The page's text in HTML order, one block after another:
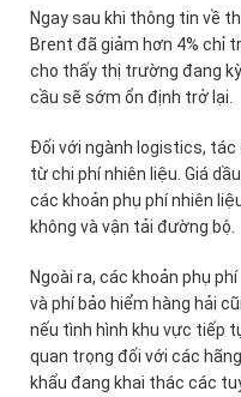
Ngay sau khi thông tin về
Brent đã giảm hơn 4% chỉ
cho thấy thị trường đang
cầu sẽ sớm ổn định trở lại.
Đối với ngành logistics,
từ chi phí nhiên liệu. Giá
các khoản phụ phí nhiên
không và vận tải đường bộ.
Ngoài ra, các khoản phụ
và phí bảo hiểm hàng hải
nếu tình hình khu vực tiếp
quan trọng đối với các
khẩu đang khai thác các